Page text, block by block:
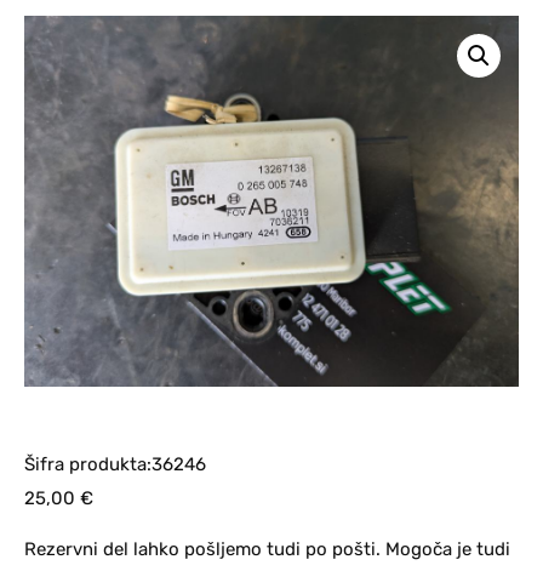
Šifra produkta:36246
25,00 €
Rezervni del lahko pošljemo tudi po pošti. Mogoča je tudi